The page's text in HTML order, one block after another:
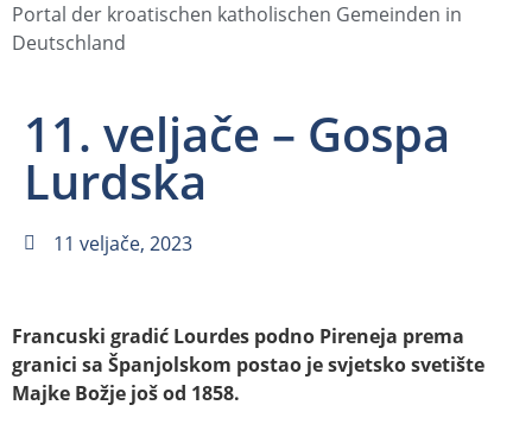
Portal der kroatischen katholischen Gemeinden in
Deutschland
11. veljače – Gospa
Lurdska
11 veljače, 2023
Francuski gradić Lourdes podno Pireneja prema
granici sa Španjolskom postao je svjetsko svetište
Majke Božje još od 1858.